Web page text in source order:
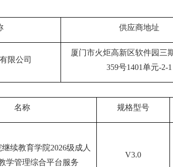
供应商地址
限公司
厦门市火炬高新区软件园三
359号1401单元-2-1
名称 规格型号
续教育学院2026级成人
学管理综合平台服务
V3.0